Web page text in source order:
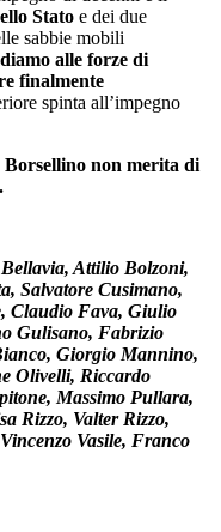
Stato e dei due
sabbie mobili
alle forze di
finalmente
spinta all’impegno
Borsellino non merita di
Attilio Bolzoni,
Salvatore Cusimano,
Claudio Fava, Giulio
Gulisano, Fabrizio
Giorgio Mannino,
Olivelli, Riccardo
Massimo Pullara,
Rizzo, Valter Rizzo,
Vasile, Franco